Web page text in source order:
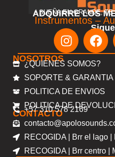
ADQUIRRE LOS
! SUEÑA EN GRANDE,
Instrumentos –
NOSOTROS
¿QUIENES SOMOS?
SOPORTE & GARANTIA
POLITICA DE ENVIOS
POLITICA DE
CONTACTO
+57 310 578 2169
RECOGIDA | Brr el lago |
RECOGIDA | Brr centro |